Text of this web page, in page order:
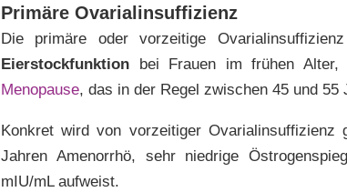
Primäre Ovarialinsuffizienz
Die primäre oder vorzeitige
Eierstockfunktion bei Frauen im frühen
Menopause, das in der Regel zwischen 45 und 55
Konkret wird von vorzeitiger Ovarialinsuffizienz
Jahren Amenorrhö, sehr niedrige
mIU/mL aufweist.